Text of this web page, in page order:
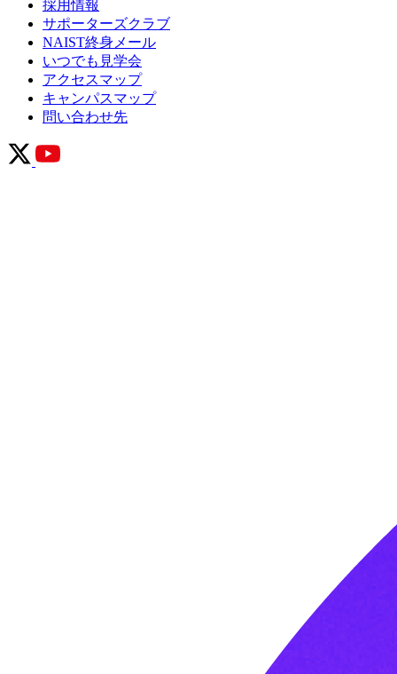
採用情報
サポーターズクラブ
NAIST終身メール
いつでも見学会
アクセスマップ
キャンパスマップ
問い合わせ先